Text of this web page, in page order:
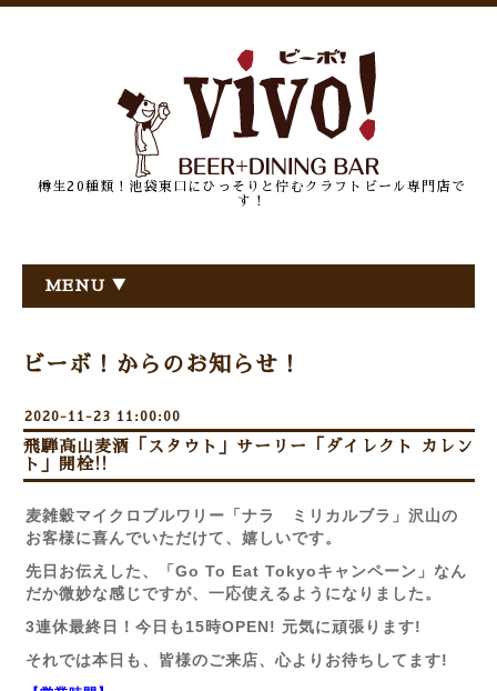
樽生20種類！池袋東口にひっそりと佇むクラフトビール専門店で
す！
MENU ▼
ビーボ！からのお知らせ！
2020-11-23 11:00:00
飛騨高山麦酒「スタウト」サーリー「ダイレクト カレン
ト」開栓!!
麦雑穀マイクロブルワリー「ナラ ミリカルブラ」沢山の
お客様に喜んでいただけて、嬉しいです。
先日お伝えした、「Go To Eat Tokyoキャンペーン」なん
だか微妙な感じですが、一応使えるようになりました。
3連休最終日！今日も15時OPEN! 元気に頑張ります!
それでは本日も、皆様のご来店、心よりお待ちしてます!